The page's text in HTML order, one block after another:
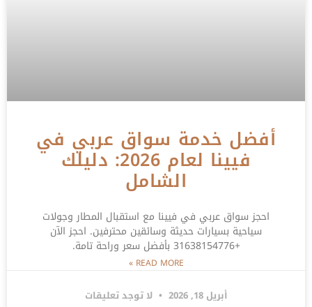
أفضل خدمة سواق عربي في
فيينا لعام 2026: دليلك
الشامل
احجز سواق عربي في فيينا مع استقبال المطار وجولات
سياحية بسيارات حديثة وسائقين محترفين. احجز الآن
+31638154776 بأفضل سعر وراحة تامة.
READ MORE »
أبريل 18, 2026 لا توجد تعليقات